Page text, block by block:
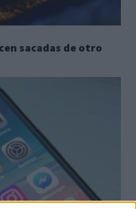
sacadas de otro